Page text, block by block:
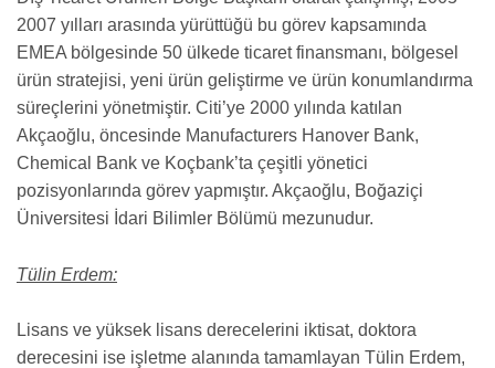
2007 yılları arasında yürüttüğü bu görev kapsamında
EMEA bölgesinde 50 ülkede ticaret finansmanı, bölgesel
ürün stratejisi, yeni ürün geliştirme ve ürün konumlandırma
süreçlerini yönetmiştir. Citi’ye 2000 yılında katılan
Akçaoğlu, öncesinde Manufacturers Hanover Bank,
Chemical Bank ve Koçbank’ta çeşitli yönetici
pozisyonlarında görev yapmıştır. Akçaoğlu, Boğaziçi
Üniversitesi İdari Bilimler Bölümü mezunudur.
Tülin Erdem:
Lisans ve yüksek lisans derecelerini iktisat, doktora
derecesini ise işletme alanında tamamlayan Tülin Erdem,